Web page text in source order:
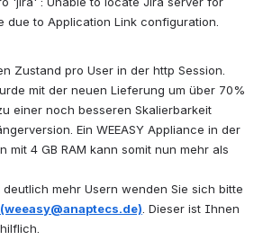
due to Application Link configuration.
Zustand pro User in der http Session.
mit der neuen Lieferung um über 70%
einer noch besseren Skalierbarkeit
Ein WEEASY Appliance in der
mit 4 GB RAM kann somit nun mehr als
mehr Usern wenden Sie sich bitte
. Dieser ist Ihnen